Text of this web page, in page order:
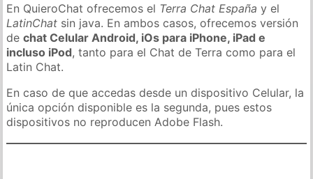
En QuieroChat ofrecemos el Terra Chat España y el
LatinChat sin java. En ambos casos, ofrecemos versión
dechat Celular Android, iOs para iPhone, iPad e
incluso iPod, tanto para el Chat de Terra como para el
Latin Chat.
En caso de que accedas desde un dispositivo Celular, la
única opción disponible es la segunda, pues estos
dispositivos no reproducen Adobe Flash.